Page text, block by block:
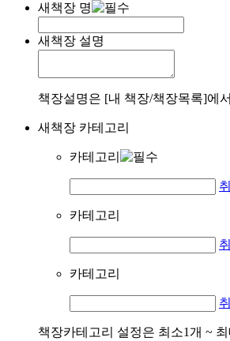
새책장 명
새책장 설명
책장설명은 [내 책장/책장목록]에
새책장 카테고리
카테고리
카테고리
카테고리
책장카테고리 설정은 최소1개 ~